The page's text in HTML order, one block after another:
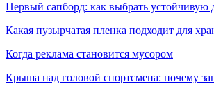
Первый сапборд: как выбрать устойчивую
Какая пузырчатая пленка подходит для
Когда реклама становится мусором
Крыша над головой спортсмена: почему